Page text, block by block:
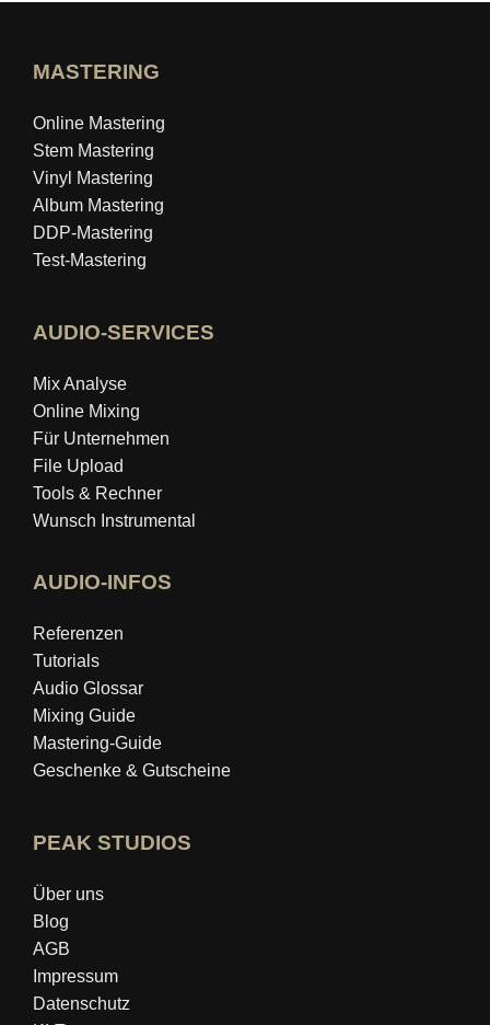
MASTERING
Online Mastering
Stem Mastering
Vinyl Mastering
Album Mastering
DDP-Mastering
Test-Mastering
AUDIO-SERVICES
Mix Analyse
Online Mixing
Für Unternehmen
File Upload
Tools & Rechner
Wunsch Instrumental
AUDIO-INFOS
Referenzen
Tutorials
Audio Glossar
Mixing Guide
Mastering‑Guide
Geschenke & Gutscheine
PEAK STUDIOS
Über uns
Blog
AGB
Impressum
Datenschutz